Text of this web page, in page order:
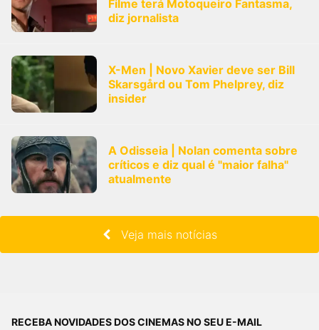
Filme terá Motoqueiro Fantasma,
diz jornalista
X-Men | Novo Xavier deve ser Bill
Skarsgård ou Tom Phelprey, diz
insider
A Odisseia | Nolan comenta sobre
críticos e diz qual é "maior falha"
atualmente
Veja mais notícias
RECEBA NOVIDADES DOS CINEMAS NO SEU E-MAIL